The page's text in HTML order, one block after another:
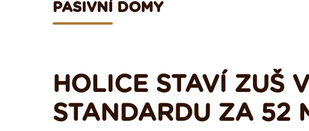
PASIVNÍ DOMY
HOLICE STAVÍ ZUŠ
STANDARDU ZA 52